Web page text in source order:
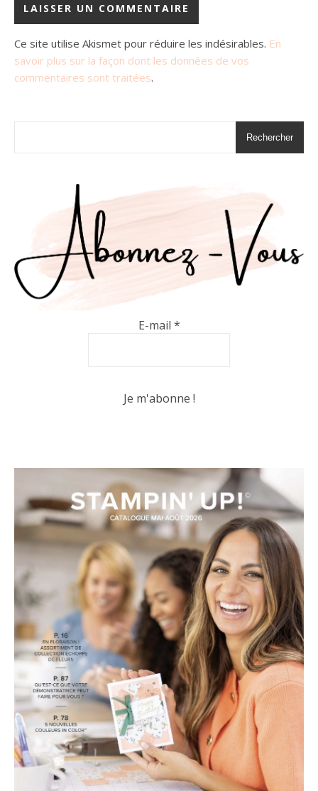
Ce site utilise Akismet pour réduire les indésirables. En
savoir plus sur la façon dont les données de vos
commentaires sont traitées.
Rechercher
E-mail *